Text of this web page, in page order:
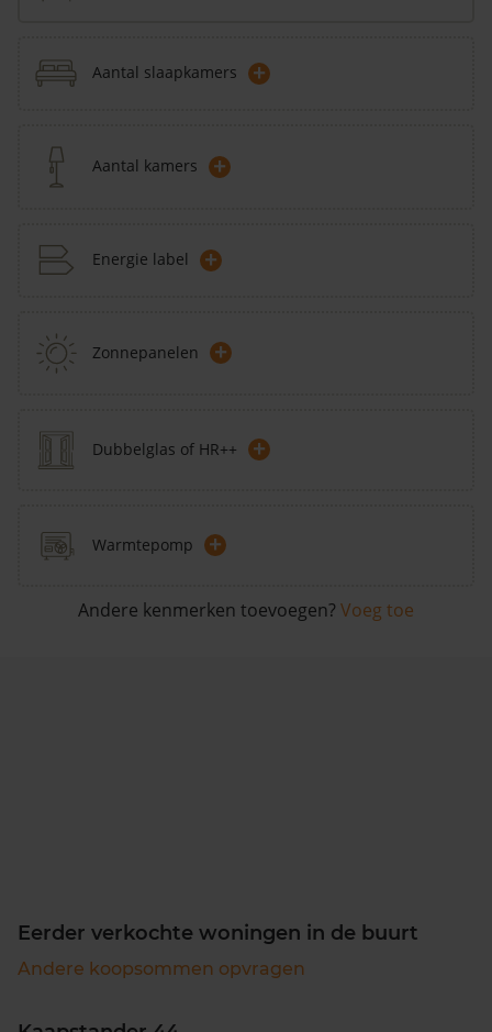
Aantal slaapkamers +
Aantal kamers +
Energie label +
Zonnepanelen +
Dubbelglas of HR++ +
Warmtepomp +
Andere kenmerken toevoegen? Voeg toe
Eerder verkochte woningen in de buurt
Andere koopsommen opvragen